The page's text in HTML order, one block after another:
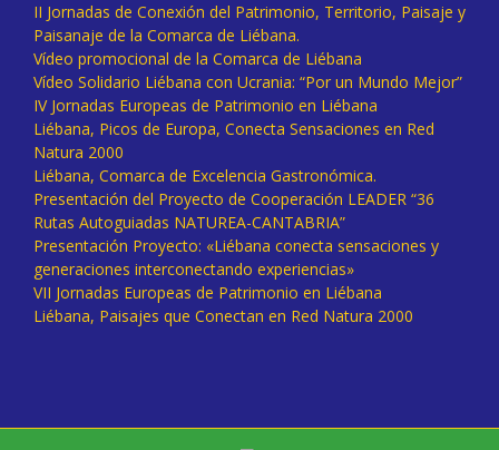
II Jornadas de Conexión del Patrimonio, Territorio, Paisaje y
Paisanaje de la Comarca de Liébana.
Vídeo promocional de la Comarca de Liébana
Vídeo Solidario Liébana con Ucrania: “Por un Mundo Mejor”
IV Jornadas Europeas de Patrimonio en Liébana
Liébana, Picos de Europa, Conecta Sensaciones en Red
Natura 2000
Liébana, Comarca de Excelencia Gastronómica.
Presentación del Proyecto de Cooperación LEADER “36
Rutas Autoguiadas NATUREA-CANTABRIA”
Presentación Proyecto: «Liébana conecta sensaciones y
generaciones interconectando experiencias»
VII Jornadas Europeas de Patrimonio en Liébana
Liébana, Paisajes que Conectan en Red Natura 2000